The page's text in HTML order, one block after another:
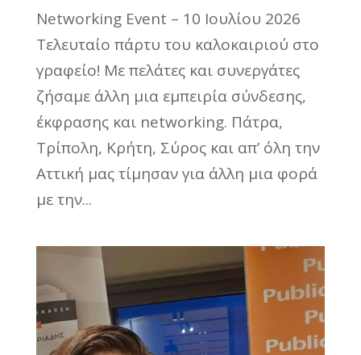
Networking Event – 10 Ιουλίου 2026
Τελευταίο πάρτυ του καλοκαιριού στο
γραφείο! Με πελάτες και συνεργάτες
ζήσαμε άλλη μια εμπειρία σύνδεσης,
έκφρασης και networking. Πάτρα,
Τρίπολη, Κρήτη, Σύρος και απ’ όλη την
Αττική μας τίμησαν για άλλη μια φορά
με την...